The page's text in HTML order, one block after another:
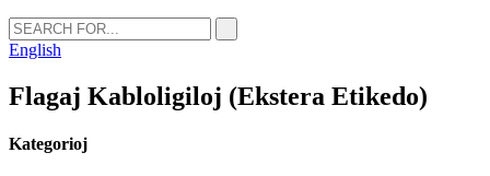
English
Flagaj Kabloligiloj (Ekstera Etikedo)
Kategorioj